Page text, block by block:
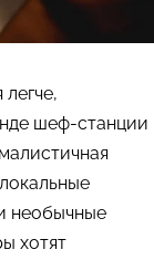
шеф-станции
необычные
хотят